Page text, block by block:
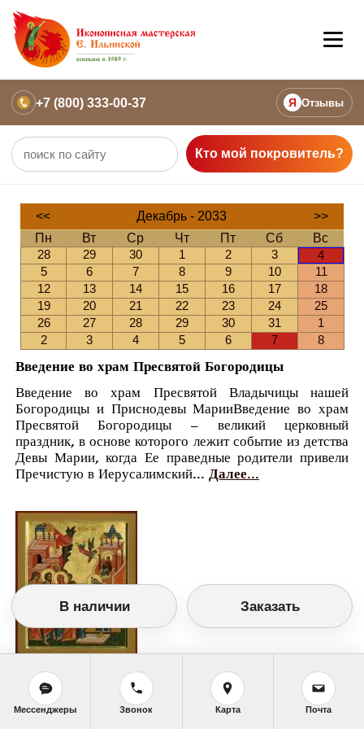
+7 (800) 333-00-37 Я Отзывы
Кто мой покровитель?
<< Декабрь - 2033
>>
Пн
Вт Ср Чт Пт Сб
Вс
28
29 30 1 2 3
4
5
6 7 8 9 10
11
12
13 14 15 16 17
18
19
20 21 22 23 24
25
26
27 28 29 30 31
1
2
3 4 5 6 7 8
Введение во храм Пресвятой Богородицы
Введение во храм Пресвятой Владычицы нашей
Богородицы и Приснодевы МарииВведение во храм
Пресвятой Богородицы – великий церковный
праздник, в основе которого лежит событие из детства
Девы Марии, когда Ее праведные родители привели
Пречистую в Иерусалимский... Далее...
Православный календарь
<<Воскресенье, 4 Декабря (21 Ноября по
старому стилю)>>
В наличии Заказать
Мессенджеры Звонок Карта Почта